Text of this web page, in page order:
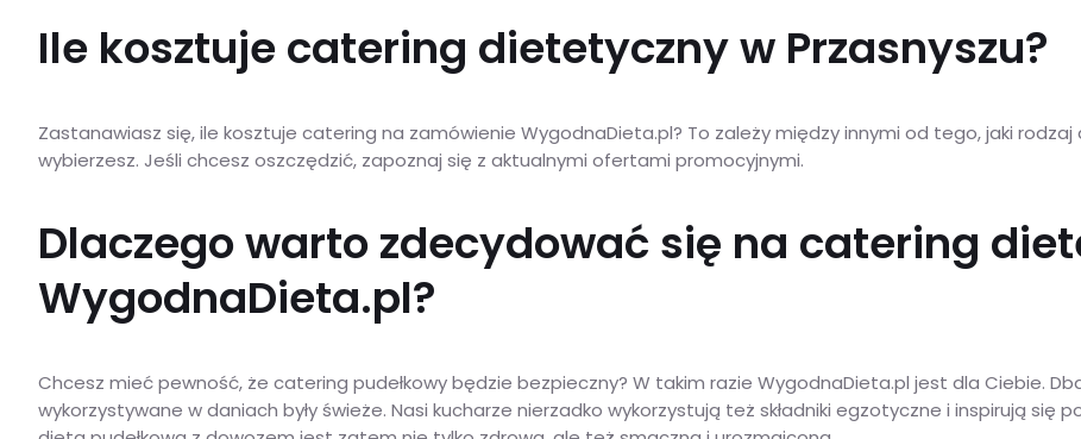
Ile kosztuje catering dietetyczny w Przasnyszu?
Zastanawiasz się, ile kosztuje catering na zamówienie WygodnaDieta.pl? To zależy między innymi od tego, jaki
wybierzesz. Jeśli chcesz oszczędzić, zapoznaj się z aktualnymi ofertami promocyjnymi.
Dlaczego warto zdecydować się na catering
WygodnaDieta.pl?
Chcesz mieć pewność, że catering pudełkowy będzie bezpieczny? W takim razie WygodnaDieta.pl jest dla Ciebie.
wykorzystywane w daniach były świeże. Nasi kucharze nierzadko wykorzystują też składniki egzotyczne i inspirują się